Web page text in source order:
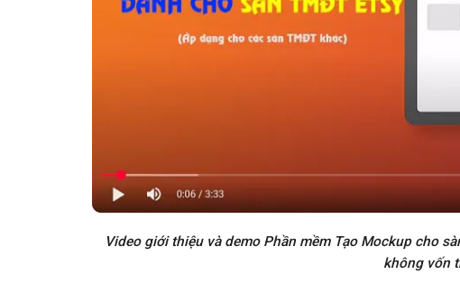
Video giới thiệu và demo Phần mềm Tạo Mockup cho
không vốn